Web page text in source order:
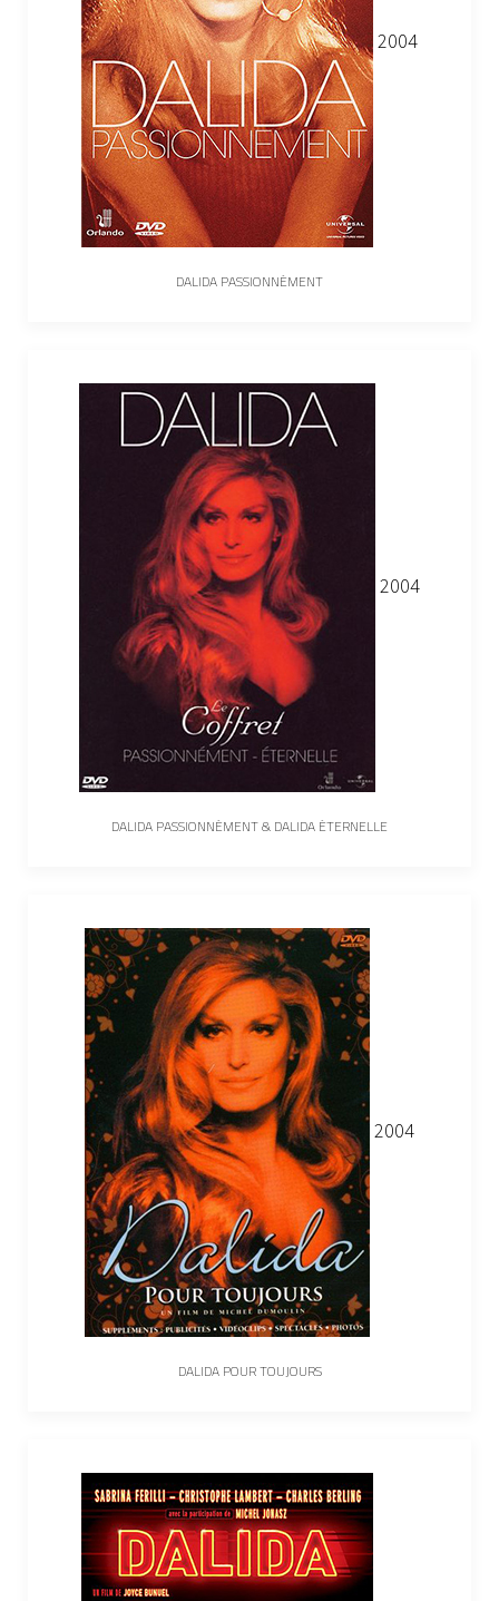
2004
DALIDA PASSIONNÉMENT
2004
DALIDA PASSIONNÉMENT & DALIDA ÉTERNELLE
2004
DALIDA POUR TOUJOURS